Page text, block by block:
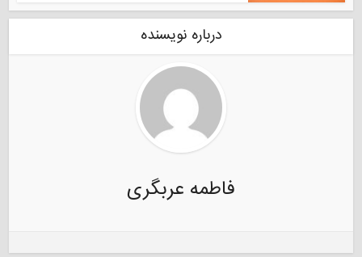
درباره نویسنده
فاطمه عربگری